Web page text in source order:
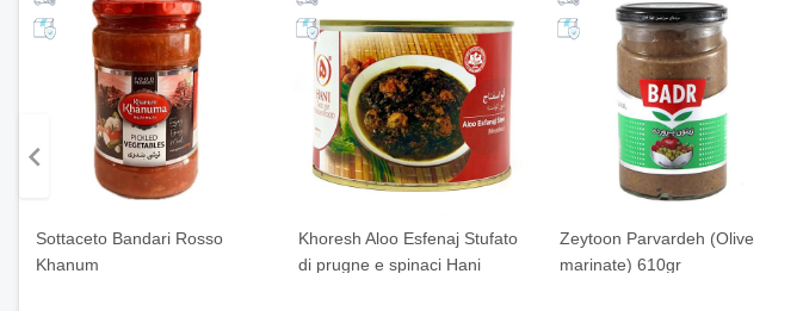
Sottaceto Bandari Rosso
Khanum
Khoresh Aloo Esfenaj Stufato
di prugne e spinaci Hani
Zeytoon Parvardeh (Olive
marinate) 610gr